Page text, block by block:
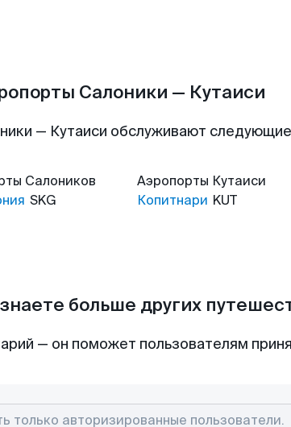
Салоники — Кутаиси
— Кутаиси обслуживают
Салоников
SKG
Аэропорты Кутаиси
Копитнари KUT
больше других
— он поможет пользователям